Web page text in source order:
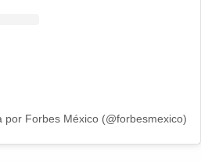
por Forbes México (@forbesmexico)